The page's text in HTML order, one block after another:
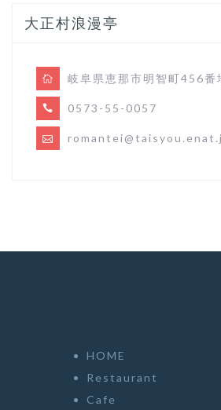
大正村浪漫亭
岐阜県恵那市明智町456番
0573-55-0057
HOME
Restaurant
Cafe